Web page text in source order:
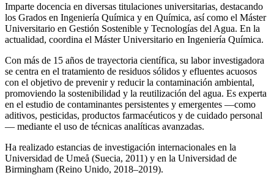
Imparte docencia en diversas titulaciones universitarias, destacando
los Grados en Ingeniería Química y en Química, así como el Máster
Universitario en Gestión Sostenible y Tecnologías del Agua. En la
actualidad, coordina el Máster Universitario en Ingeniería Química.
Con más de 15 años de trayectoria científica, su labor investigadora
se centra en el tratamiento de residuos sólidos y efluentes acuosos
con el objetivo de prevenir y reducir la contaminación ambiental,
promoviendo la sostenibilidad y la reutilización del agua. Es experta
en el estudio de contaminantes persistentes y emergentes —como
aditivos, pesticidas, productos farmacéuticos y de cuidado personal
— mediante el uso de técnicas analíticas avanzadas.
Ha realizado estancias de investigación internacionales en la
Universidad de Umeå (Suecia, 2011) y en la Universidad de
Birmingham (Reino Unido, 2018–2019).